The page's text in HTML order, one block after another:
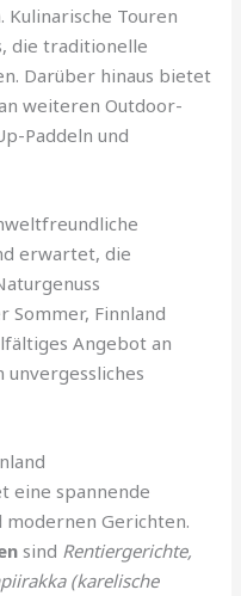
Touren
die traditionelle
Darüber hinaus bietet
weiteren Outdoor-
Paddeln und
erwartet, die
Sommer, Finnland
Angebot an
eine spannende
modernen Gerichten.
sind Rentiergerichte,
(karelische